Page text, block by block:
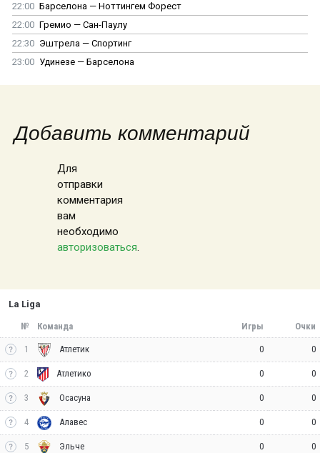
22:00 Барселона — Ноттингем Форест
22:00 Гремио — Сан-Паулу
22:30 Эштрела — Спортинг
23:00 Удинезе — Барселона
Добавить комментарий
Для
отправки
комментария
вам
необходимо
авторизоваться.
La Liga
№ Команда Игры Очки
1 Атлетик 0 0
2 Атлетико 0 0
3 Осасуна 0 0
4 Алавес 0 0
5 Эльче 0 0